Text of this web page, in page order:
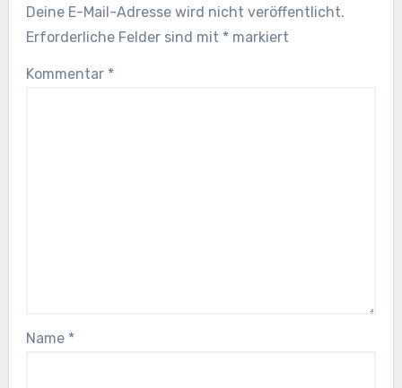
Deine E-Mail-Adresse wird nicht veröffentlicht.
Erforderliche Felder sind mit * markiert
Kommentar *
Name *